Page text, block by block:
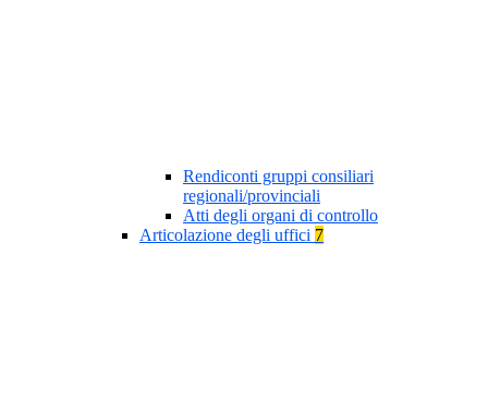
Rendiconti gruppi consiliari
regionali/provinciali
Atti degli organi di controllo
Articolazione degli uffici 7